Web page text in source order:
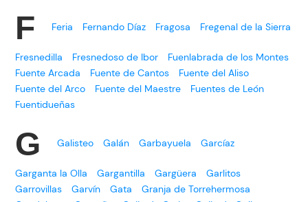
F Feria Fernando Díaz Fragosa Fregenal de la Sierra
Fresnedilla Fresnedoso de Ibor
Fuenlabrada de los Montes
Fuente Arcada
Fuente de Cantos
Fuente del Aliso
Fuente del Arco
Fuente del Maestre
Fuentes de León
Fuentidueñas
G Galisteo Galán Garbayuela Garcíaz
Garganta la Olla Gargantilla Gargüera
Garlitos
Garrovillas
Garvín Gata
Granja de Torrehermosa